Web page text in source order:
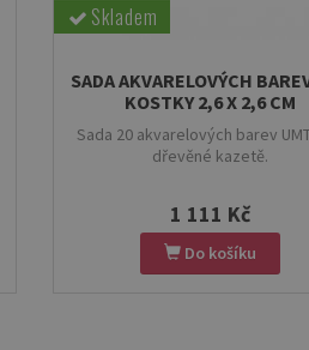
Skladem
SADA AKVARELOVÝCH
KOSTKY 2,6 X 2,6 CM
Sada 20 akvarelových barev
dřevěné kazetě.
1 111 Kč
Do košíku